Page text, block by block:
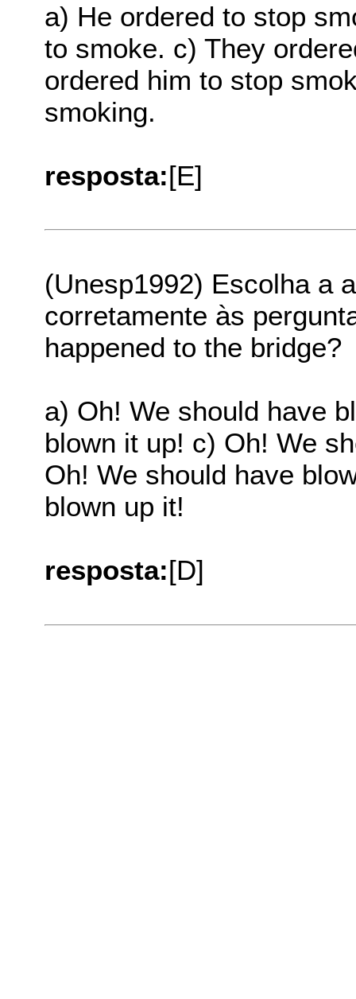
a) He ordered to stop
to smoke. c) They
ordered him to stop
smoking.
resposta:[E]
(Unesp1992) Escolha a
corretamente às
happened to the bridge?
a) Oh! We should have
blown it up! c) Oh! We
Oh! We should have
blown up it!
resposta:[D]